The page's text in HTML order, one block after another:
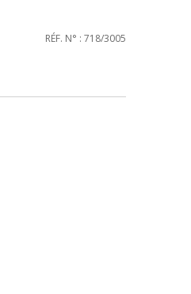
RÉF. N° : 718/3005